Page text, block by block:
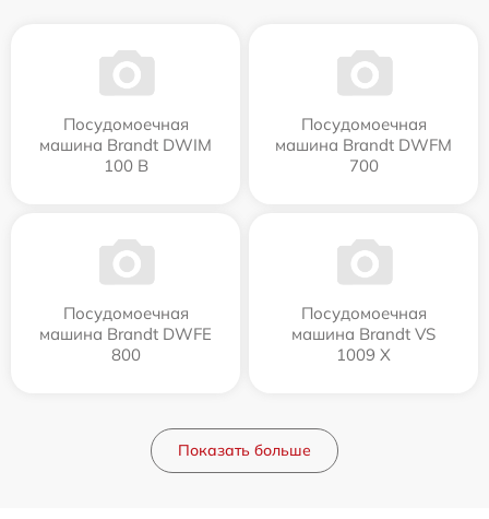
Посудомоечная
машина Brandt DWIM
100 B
Посудомоечная
машина Brandt DWFM
700
Посудомоечная
машина Brandt DWFE
800
Посудомоечная
машина Brandt VS
1009 X
Показать больше